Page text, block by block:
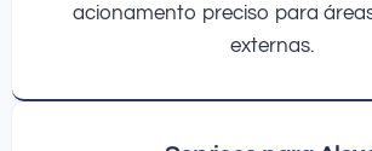
acionamento preciso para
externas.